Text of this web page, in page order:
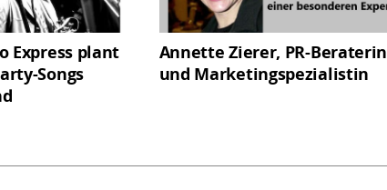
Express plant
Songs
Annette Zierer, PR-Beraterin
und Marketingspezialistin